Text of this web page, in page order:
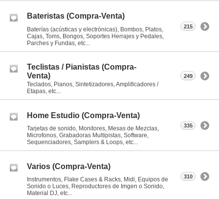
Bateristas (Compra-Venta)
Baterías (acústicas y electrónicas), Bombos, Platos,
Cajas, Toms, Bongos, Soportes Herrajes y Pedales,
Parches y Fundas, etc...
215
Teclistas / Pianistas (Compra-
Venta)
Teclados, Pianos, Sintetizadores, Amplificadores /
Etapas, etc...
249
Home Estudio (Compra-Venta)
Tarjetas de sonido, Monitores, Mesas de Mezclas,
Microfonos, Grabadoras Multipistas, Software,
Sequenciadores, Samplers & Loops, etc...
335
Varios (Compra-Venta)
Instrumentos, Flake Cases & Racks, Midi, Equipos de
Sonido o Luces, Reproductores de Imgen o Sonido,
Material DJ, etc...
310